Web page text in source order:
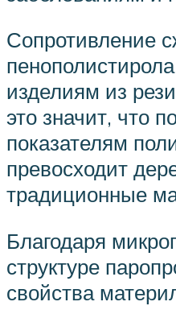
Сопротивление
изделиям из
это значит, что
показателям
превосходит
традиционные
Благодаря
структуре
свойства